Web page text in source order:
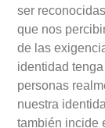
ser
que nos
de las
identidad
personas
nuestra
también incide